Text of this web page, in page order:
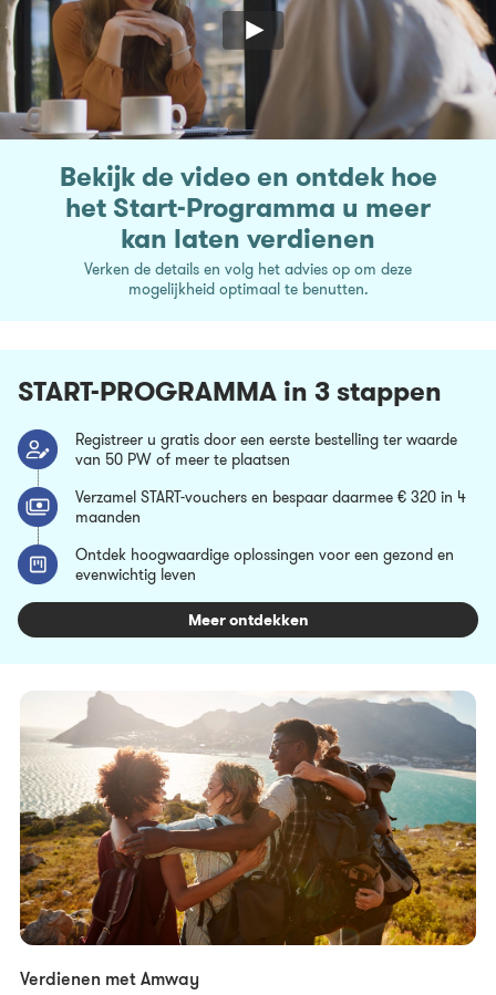
Bekijk de video en ontdek hoe
het Start-Programma u meer
kan laten verdienen
Verken de details en volg het advies op om deze
mogelijkheid optimaal te benutten.
START-PROGRAMMA in 3 stappen
Registreer u gratis door een eerste bestelling ter waarde
van 50 PW of meer te plaatsen
Verzamel START-vouchers en bespaar daarmee € 320 in 4
maanden
Ontdek hoogwaardige oplossingen voor een gezond en
evenwichtig leven
Meer ontdekken
Verdienen met Amway